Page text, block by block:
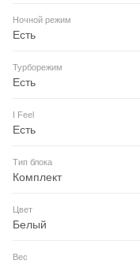
Ночной режим
Есть
Турборежим
Есть
I Feel
Есть
Тип блока
Комплект
Цвет
Белый
Вес